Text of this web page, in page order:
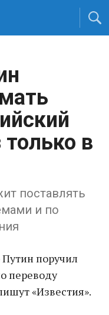
в
поставлять
и по
поручил
переводу
«Известия».